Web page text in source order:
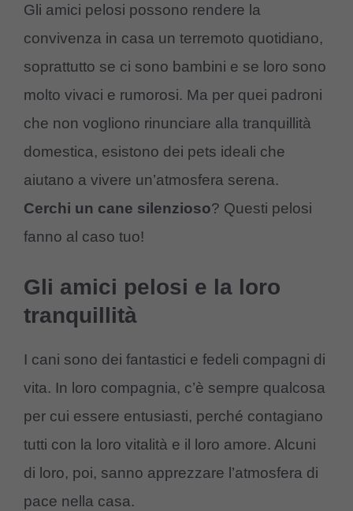
Gli amici pelosi possono rendere la
convivenza in casa un terremoto quotidiano,
soprattutto se ci sono bambini e se loro sono
molto vivaci e rumorosi. Ma per quei padroni
che non vogliono rinunciare alla tranquillità
domestica, esistono dei pets ideali che
aiutano a vivere un’atmosfera serena.
Cerchi un cane silenzioso? Questi pelosi
fanno al caso tuo!
Gli amici pelosi e la loro
tranquillità
I cani sono dei fantastici e fedeli compagni di
vita. In loro compagnia, c’è sempre qualcosa
per cui essere entusiasti, perché contagiano
tutti con la loro vitalità e il loro amore. Alcuni
di loro, poi, sanno apprezzare l’atmosfera di
pace nella casa.